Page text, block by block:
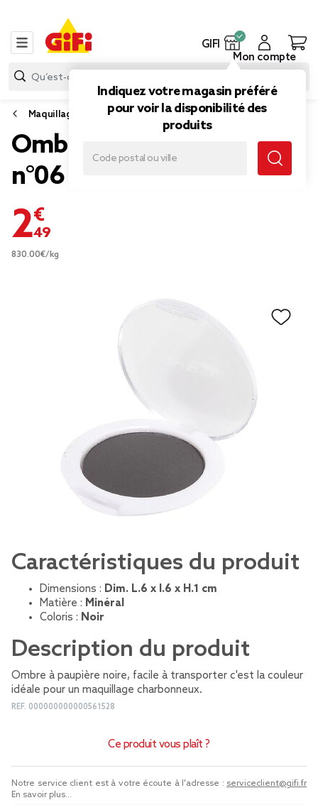
GIFI
Indiquez votre magasin préféré
pour voir la disponibilité des
produits
Mon compte
Maquillage
Ombre à paupière noir
n°06
2,49 €
830.00€/kg
Caractéristiques du produit
Dimensions : Dim. L.6 x l.6 x H.1 cm
Matière : Minéral
Coloris : Noir
Description du produit
Ombre à paupière noire, facile à transporter c'est la couleur
idéale pour un maquillage charbonneux.
REF. 000000000000561528
Ce produit vous plaît ?
Notre service client est à votre écoute à l'adresse : serviceclient@gifi.fr
En savoir plus...